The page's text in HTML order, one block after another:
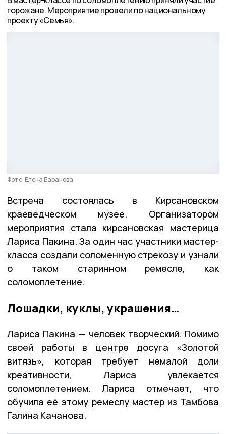
горожане. Мероприятие провели по национальному
проекту «Семья».
Фото: Елена Баранова
Встреча состоялась в Кирсановском
краеведческом музее. Организатором
мероприятия стала кирсановская мастерица
Лариса Пакина. За один час участники мастер-
класса создали соломенную стрекозу и узнали
о таком старинном ремесле, как
соломоплетение.
Лошадки, куклы, украшения…
Лариса Пакина — человек творческий. Помимо
своей работы в центре досуга «Золотой
витязь», которая требует немалой доли
креативности, Лариса увлекается
соломоплетением. Лариса отмечает, что
обучила её этому ремеслу мастер из Тамбова
Галина Качанова.